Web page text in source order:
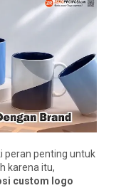
peran penting untuk
karena itu,
custom logo